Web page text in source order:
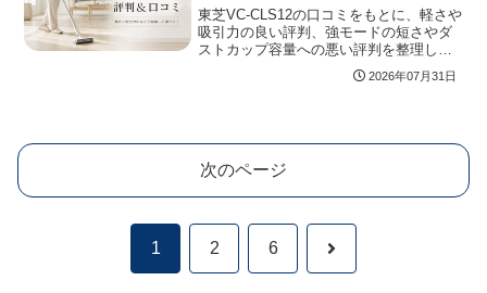
東芝VC-CLS12の口コミをもとに、軽さや
吸引力の良い評判、強モードの短さやダ
ストカップ容量への悪い評判を整理しま
した。フローリング中心の家庭に向く理
由、カーペットやペット毛が多い家庭で
2026年07月31日
次のページ
1 2 6 次